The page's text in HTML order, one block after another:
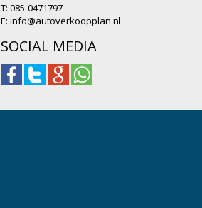
T: 085-0471797
E: info@autoverkoopplan.nl
SOCIAL MEDIA